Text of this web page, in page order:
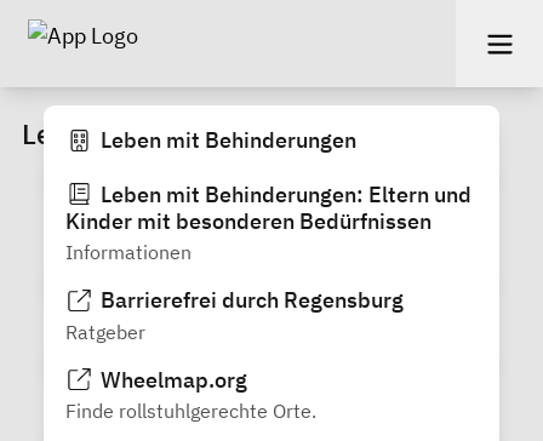
Leben mit Behinderungen
Leben mit Behinderungen
Leben mit Behinderungen: Eltern und
Kinder mit besonderen Bedürfnissen
Informationen
Barrierefrei durch Regensburg
Ratgeber
Wheelmap.org
Finde rollstuhlgerechte Orte.